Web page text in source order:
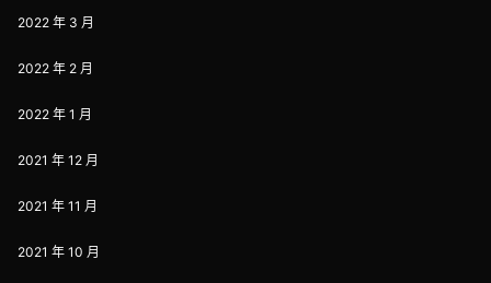
2022 年 3 月
2022 年 2 月
2022 年 1 月
2021 年 12 月
2021 年 11 月
2021 年 10 月